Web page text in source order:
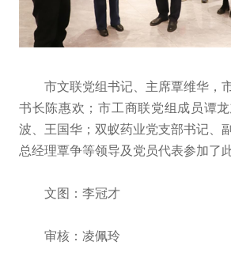
市文联党组书记、主席覃维华，
书长陈惠欢；市工商联党组成员谭
波、王国华；双蚁药业党支部书记、
总经理覃争等领导及党员代表参加了
文图：李冠才
审核：凌佩玲